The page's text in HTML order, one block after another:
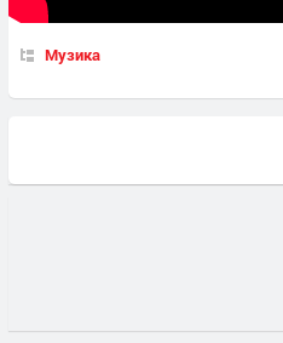
Музика